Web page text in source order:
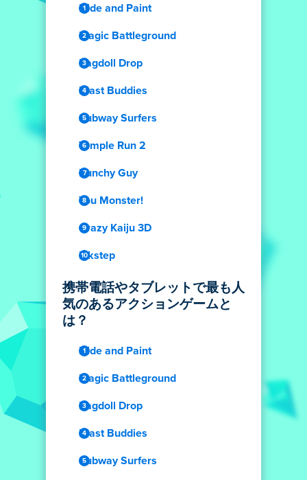
Hide and Paint
Magic Battleground
Ragdoll Drop
Blast Buddies
Subway Surfers
Temple Run 2
Punchy Guy
You Monster!
Crazy Kaiju 3D
Inkstep
携帯電話やタブレットで最も人
気のあるアクションゲームと
は？
Hide and Paint
Magic Battleground
Ragdoll Drop
Blast Buddies
Subway Surfers